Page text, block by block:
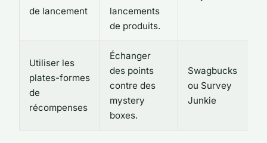
de lancement
lancements
de produits.
Utiliser les
plates-formes
de
récompenses
Échanger
des points
contre des
mystery
boxes.
Swagbucks
ou Survey
Junkie